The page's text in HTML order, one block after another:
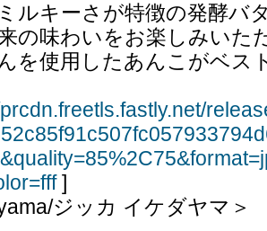
ルキーさが特徴の発酵バ
の味わいをお楽しみいた
を使用したあんこがベス
]
ジッカ イケダヤマ＞